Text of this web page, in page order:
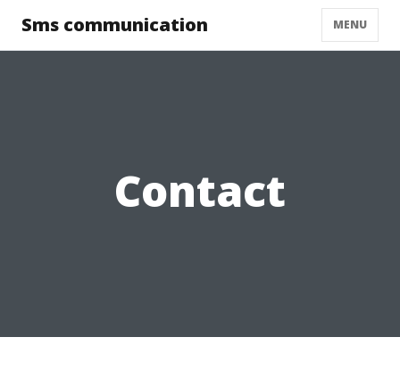
Sms communication MENU
Contact